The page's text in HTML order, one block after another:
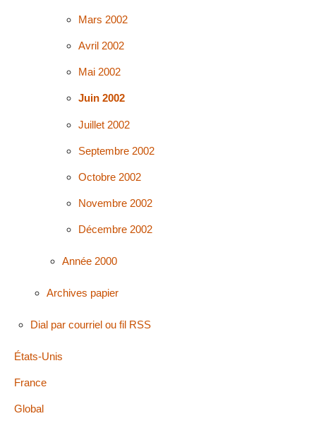
Mars 2002
Avril 2002
Mai 2002
Juin 2002
Juillet 2002
Septembre 2002
Octobre 2002
Novembre 2002
Décembre 2002
Année 2000
Archives papier
Dial par courriel ou fil RSS
États-Unis
France
Global